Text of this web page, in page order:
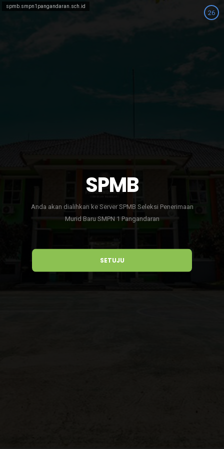
26
spmb.smpn1pangandaran.sch.id
SPMB
Anda akan dialihkan ke Server SPMB Seleksi Penerimaan
Murid Baru SMPN 1 Pangandaran
SETUJU